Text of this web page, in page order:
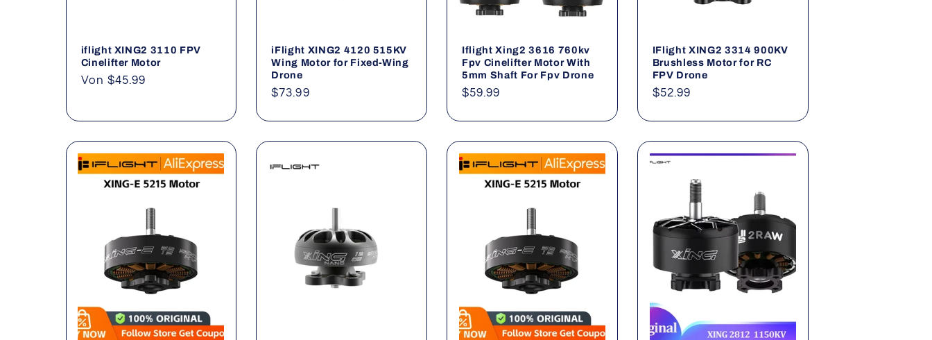
iflight XING2 3110 FPV
Cinelifter Motor
Normaler
Von $45.99
iFlight XING2 4120 515KV
Wing Motor for Fixed-Wing
Drone
Normaler
$73.99
Iflight Xing2 3616 760kv
Fpv Cinelifter Motor With
5mm Shaft For Fpv Drone
Normaler
$59.99
IFlight XING2 3314 900KV
Brushless Motor for RC
FPV Drone
Normaler
$52.99